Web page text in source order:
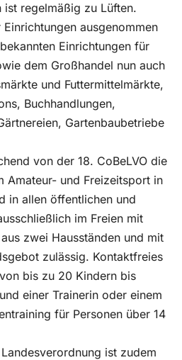
ist regelmäßig zu Lüften.
ausgenommen
Einrichtungen für
dem Großhandel nun auch
und Futtermittelmärkte,
Buchhandlungen,
Gartenbaubetriebe
von der 18. CoBeLVO die
Amateur- und Freizeitsport in
in allen öffentlichen und
im Freien mit
zwei Hausständen und mit
zulässig. Kontaktfreies
bis zu 20 Kindern bis
einer Trainerin oder einem
für Personen über 14
ist zudem